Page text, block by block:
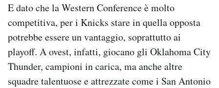
E dato che la Western Conference è molto
competitiva, per i Knicks stare in quella opposta
potrebbe essere un vantaggio, soprattutto ai
playoff. A ovest, infatti, giocano gli Oklahoma City
Thunder, campioni in carica, ma anche altre
squadre talentuose e attrezzate come i San Antonio